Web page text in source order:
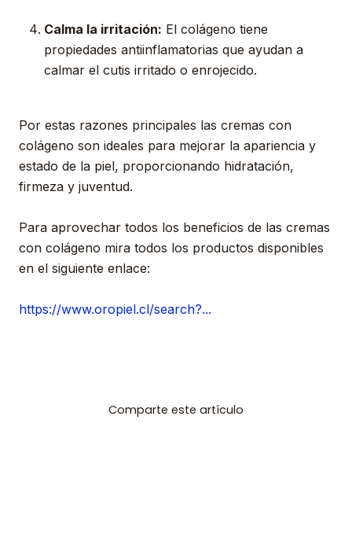
Calma la irritación: El colágeno tiene
propiedades antiinflamatorias que ayudan a
calmar el cutis irritado o enrojecido.
Por estas razones principales las cremas con
colágeno son ideales para mejorar la apariencia y
estado de la piel, proporcionando hidratación,
firmeza y juventud.
Para aprovechar todos los beneficios de las cremas
con colágeno mira todos los productos disponibles
en el siguiente enlace:
https://www.oropiel.cl/search?...
Comparte este artículo